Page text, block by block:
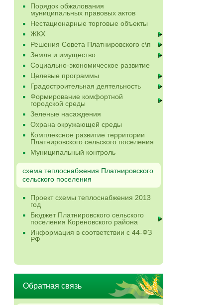
Порядок обжалования
муниципальных правовых актов
Нестационарные торговые объекты
ЖКХ
Решения Совета Платнировского с\п
Земля и имущество
Социально-экономическое развитие
Целевые программы
Градостроительная деятельность
Формирование комфортной
городской среды
Зеленые насаждения
Охрана окружающей среды
Комплексное развитие территории
Платнировского сельского поселения
Муниципальный контроль
схема теплоснабжения Платнировского
сельского поселения
Проект схемы теплоснабжения 2013
год
Бюджет Платнировского сельского
поселения Кореновского района
Информация в соответствии с 44-ФЗ
РФ
Обратная связь